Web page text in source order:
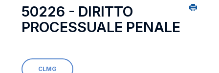
50226 - DIRITTO
PROCESSUALE PENALE
CLMG